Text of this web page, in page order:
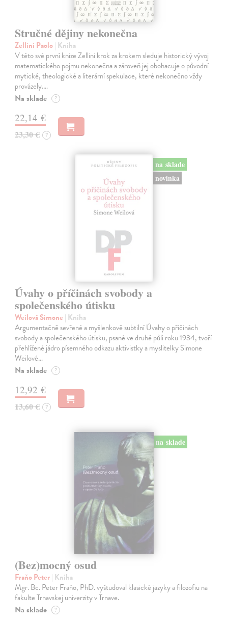
Stručné dějiny nekonečna
Zellini Paolo| Kniha
V této své první knize Zellini krok za krokem sleduje historický vývoj
matematického pojmu nekonečna a zároveň jej obohacuje o původní
mytické, theologické a literární spekulace, které nekonečno vždy
provázely.…
Na sklade ?
22,14 €
23,30 € ?
na sklade
novinka
Úvahy o příčinách svobody a
společenského útisku
Weilová Simone | Kniha
Argumentačně sevřené a myšlenkově subtilní Úvahy o příčinách
svobody a společenského útisku, psané ve druhé půli roku 1934, tvoří
přehlížené jádro písemného odkazu aktivistky a myslitelky Simone
Weilové…
Na sklade ?
12,92 €
13,60 € ?
na sklade
(Bez)mocný osud
Fraňo Peter| Kniha
Mgr. Bc. Peter Fraňo, PhD. vyštudoval klasické jazyky a filozofiu na
fakulte Trnavskej univerzity v Trnave.
Na sklade ?